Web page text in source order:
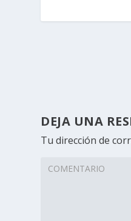
DEJA UNA
Tu dirección de